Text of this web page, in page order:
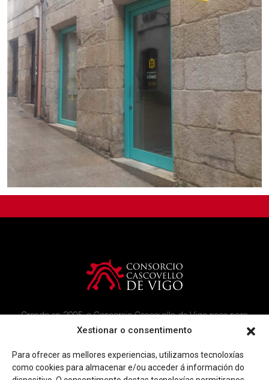
Xestionar o consentimento
Para ofrecer as mellores experiencias, utilizamos tecnoloxías
como cookies para almacenar e/ou acceder á información do
Creado en 2005, o Consorcio Cascovello de Vigo nace para
atender aos veciños do casco histórico, creando un ambicioso
Imaxe corporativa Contacto